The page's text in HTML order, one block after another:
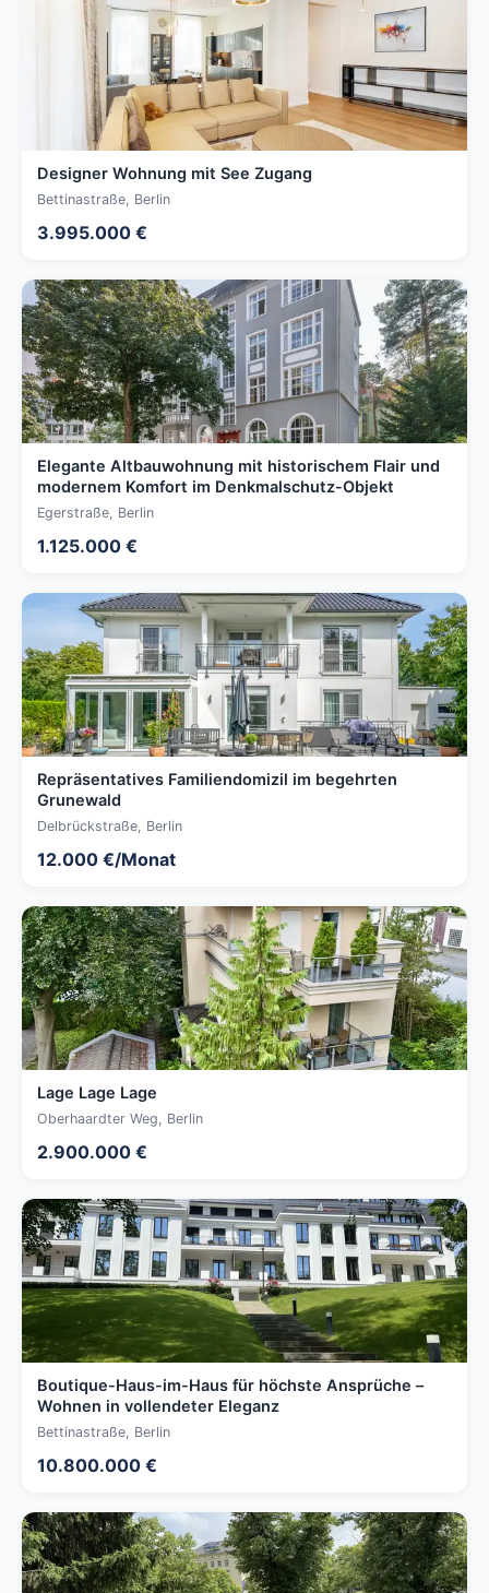
Designer Wohnung mit See Zugang
Bettinastraße, Berlin
3.995.000 €
Elegante Altbauwohnung mit historischem Flair und
modernem Komfort im Denkmalschutz-Objekt
Egerstraße, Berlin
1.125.000 €
Repräsentatives Familiendomizil im begehrten
Grunewald
Delbrückstraße, Berlin
12.000 €/Monat
Lage Lage Lage
Oberhaardter Weg, Berlin
2.900.000 €
Boutique-Haus-im-Haus für höchste Ansprüche –
Wohnen in vollendeter Eleganz
Bettinastraße, Berlin
10.800.000 €